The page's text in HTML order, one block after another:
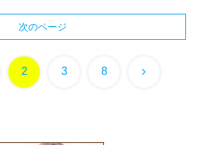
次のページ
2 3 8 次